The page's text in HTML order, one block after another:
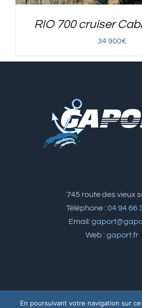
RIO 700 cruiser
34 900€
745 route des vieux
Téléphone :04 94 66
Email:
Web :gaport.fr
En poursuivant votre navigation sur